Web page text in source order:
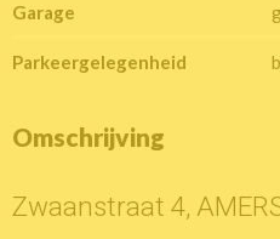
Garage
Parkeergelegenheid
Omschrijving
Zwaanstraat 4,